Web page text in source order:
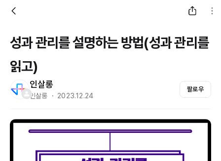
성과 관리를 설명하는 방법(성과 관리를
읽고)
인살롱
인살롱 ・ 2023.12.24
팔로우